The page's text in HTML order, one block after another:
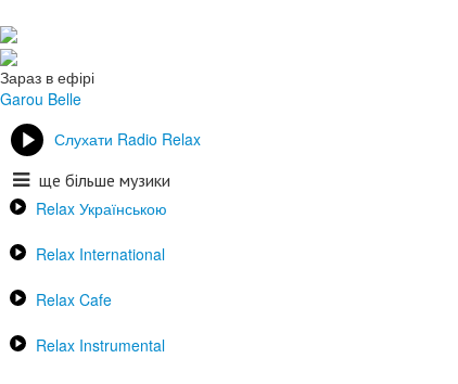
Зараз в ефірі
Garou Belle
Слухати Radio Relax
ще більше музики
Relax Українською
Relax International
Relax Cafe
Relax Instrumental